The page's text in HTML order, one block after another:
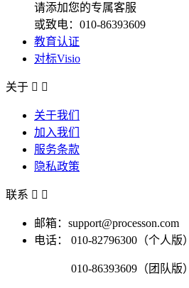
请添加您的专属客服
或致电：010-86393609
教育认证
对标Visio
关于  
关于我们
加入我们
服务条款
隐私政策
联系  
邮箱：support@processon.com
电话：
010-82796300（个人版）
010-86393609（团队版）